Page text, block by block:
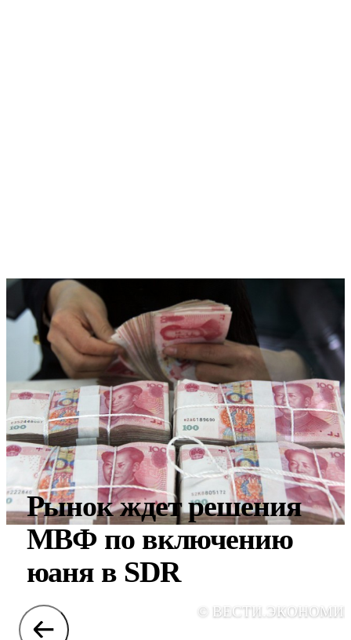
Рынок ждет решения
МВФ по включению
юаня в SDR
©